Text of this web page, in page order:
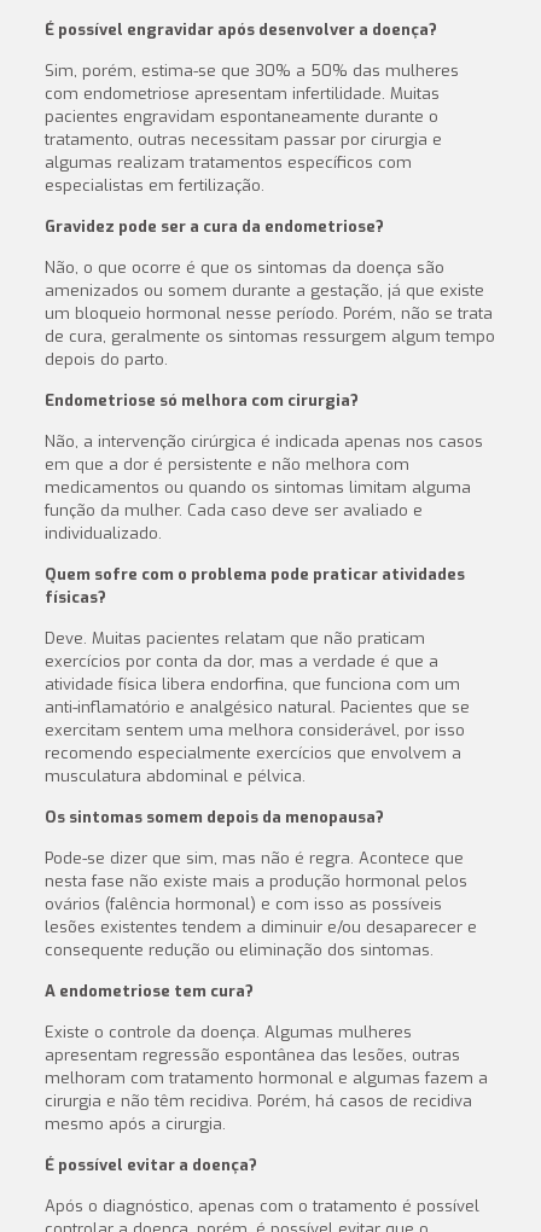
É possível engravidar após desenvolver a doença?
Sim, porém, estima-se que 30% a 50% das mulheres
com endometriose apresentam infertilidade. Muitas
pacientes engravidam espontaneamente durante o
tratamento, outras necessitam passar por cirurgia e
algumas realizam tratamentos específicos com
especialistas em fertilização.
Gravidez pode ser a cura da endometriose?
Não, o que ocorre é que os sintomas da doença são
amenizados ou somem durante a gestação, já que existe
um bloqueio hormonal nesse período. Porém, não se trata
de cura, geralmente os sintomas ressurgem algum tempo
depois do parto.
Endometriose só melhora com cirurgia?
Não, a intervenção cirúrgica é indicada apenas nos casos
em que a dor é persistente e não melhora com
medicamentos ou quando os sintomas limitam alguma
função da mulher. Cada caso deve ser avaliado e
individualizado.
Quem sofre com o problema pode praticar atividades
físicas?
Deve. Muitas pacientes relatam que não praticam
exercícios por conta da dor, mas a verdade é que a
atividade física libera endorfina, que funciona com um
anti-inflamatório e analgésico natural. Pacientes que se
exercitam sentem uma melhora considerável, por isso
recomendo especialmente exercícios que envolvem a
musculatura abdominal e pélvica.
Os sintomas somem depois da menopausa?
Pode-se dizer que sim, mas não é regra. Acontece que
nesta fase não existe mais a produção hormonal pelos
ovários (falência hormonal) e com isso as possíveis
lesões existentes tendem a diminuir e/ou desaparecer e
consequente redução ou eliminação dos sintomas.
A endometriose tem cura?
Existe o controle da doença. Algumas mulheres
apresentam regressão espontânea das lesões, outras
melhoram com tratamento hormonal e algumas fazem a
cirurgia e não têm recidiva. Porém, há casos de recidiva
mesmo após a cirurgia.
É possível evitar a doença?
Após o diagnóstico, apenas com o tratamento é possível